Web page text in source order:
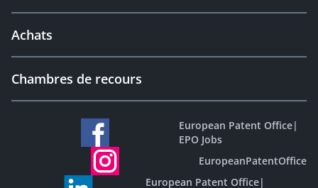
Achats
Chambres de recours
European Patent Office|
EPO Jobs
EuropeanPatentOffice
European Patent Office|